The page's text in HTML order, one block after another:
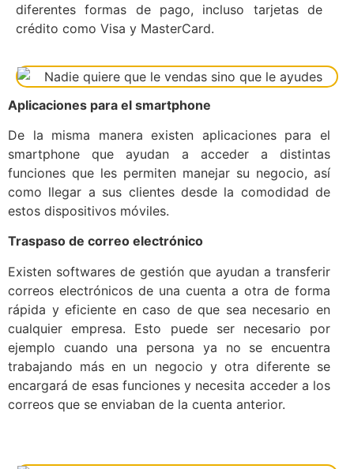
diferentes formas de pago, incluso tarjetas de
crédito como Visa y MasterCard.
Aplicaciones para el smartphone
De la misma manera existen aplicaciones para el
smartphone que ayudan a acceder a distintas
funciones que les permiten manejar su negocio, así
como llegar a sus clientes desde la comodidad de
estos dispositivos móviles.
Traspaso de correo electrónico
Existen softwares de gestión que ayudan a transferir
correos electrónicos de una cuenta a otra de forma
rápida y eficiente en caso de que sea necesario en
cualquier empresa. Esto puede ser necesario por
ejemplo cuando una persona ya no se encuentra
trabajando más en un negocio y otra diferente se
encargará de esas funciones y necesita acceder a los
correos que se enviaban de la cuenta anterior.